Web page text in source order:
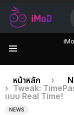
เรื่อง
ล่าสุด
คุณอยู่ที่นี่:
หน้าหลัก
Tweak:
แบบ Real Time!
NEWS